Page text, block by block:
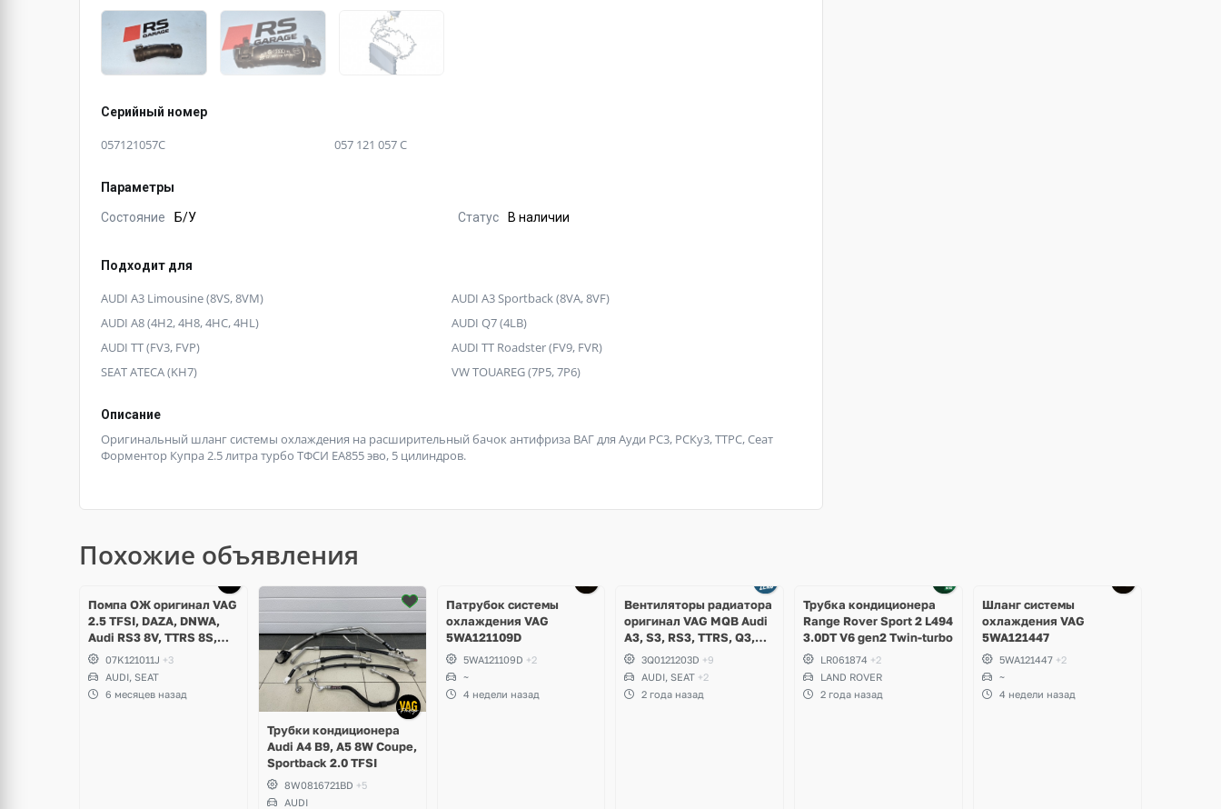
Серийный номер
057121057C 057 121 057 C
Параметры
Состояние Б/У Статус В наличии
Подходит для
AUDI A3 Limousine (8VS, 8VM)
AUDI A3 Sportback (8VA, 8VF)
AUDI A8 (4H2, 4H8, 4HC, 4HL)
AUDI Q7 (4LB)
AUDI TT (FV3, FVP)
AUDI TT Roadster (FV9, FVR)
SEAT ATECA (KH7)
VW TOUAREG (7P5, 7P6)
Описание
Оригинальный шланг системы охлаждения на расширительный бачок антифриза ВАГ для Ауди РС3, РСКу3, ТТРС, Cеат
Форментор Купра 2.5 литра турбо ТФСИ ЕА855 эво, 5 цилиндров.
Похожие объявления
Помпа ОЖ оригинал VAG
2.5 TFSI, DAZA, DNWA,
Audi RS3 8V, TTRS 8S,
RSQ3 F3
07K121011J +3
AUDI, SEAT
6 месяцев назад
Трубки кондиционера
Audi A4 B9, A5 8W Coupe,
Sportback 2.0 TFSI
8W0816721BD +5
AUDI
Патрубок системы
охлаждения VAG
5WA121109D
5WA121109D +2
~
4 недели назад
Вентиляторы радиатора
оригинал VAG MQB Audi
A3, S3, RS3, TTRS, Q3,
RSQ3, Volkswagen
Tiguan 2, Allspace,
Arteon, Passat B8,
Multivan, Transporter T6,
3Q0121203D +9
AUDI, SEAT +2
2 года назад
Трубка кондиционера
Range Rover Sport 2 L494
3.0DT V6 gen2 Twin-turbo
LR061874 +2
LAND ROVER
2 года назад
Шланг системы
охлаждения VAG
5WA121447
5WA121447 +2
~
4 недели назад